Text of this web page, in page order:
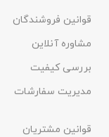
قوانین فروشندگان
مشاوره آنلاین
بررسی کیفیت
مدیریت سفارشات
قوانین مشتریان